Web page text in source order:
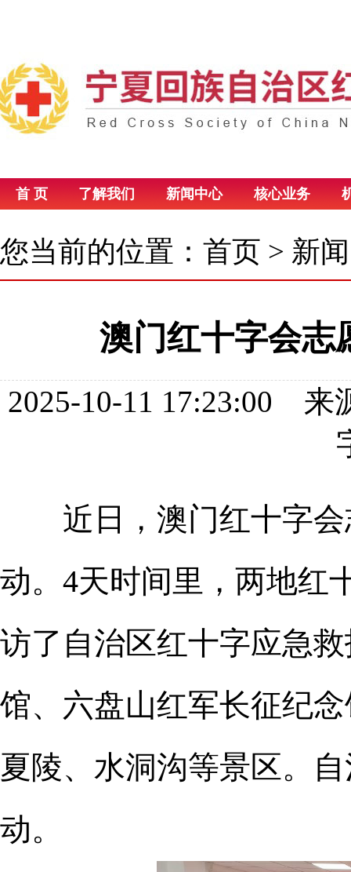
首 页 了解我们 新闻中心 核心业务
您当前的位置： 首页 > 新
澳门红十字会志
2025-10-11 17:23:00
近日，澳门红十字会
动。4天时间里，两地红
访了自治区红十字应急
馆、六盘山红军长征纪
夏陵、水洞沟等景区。
动。